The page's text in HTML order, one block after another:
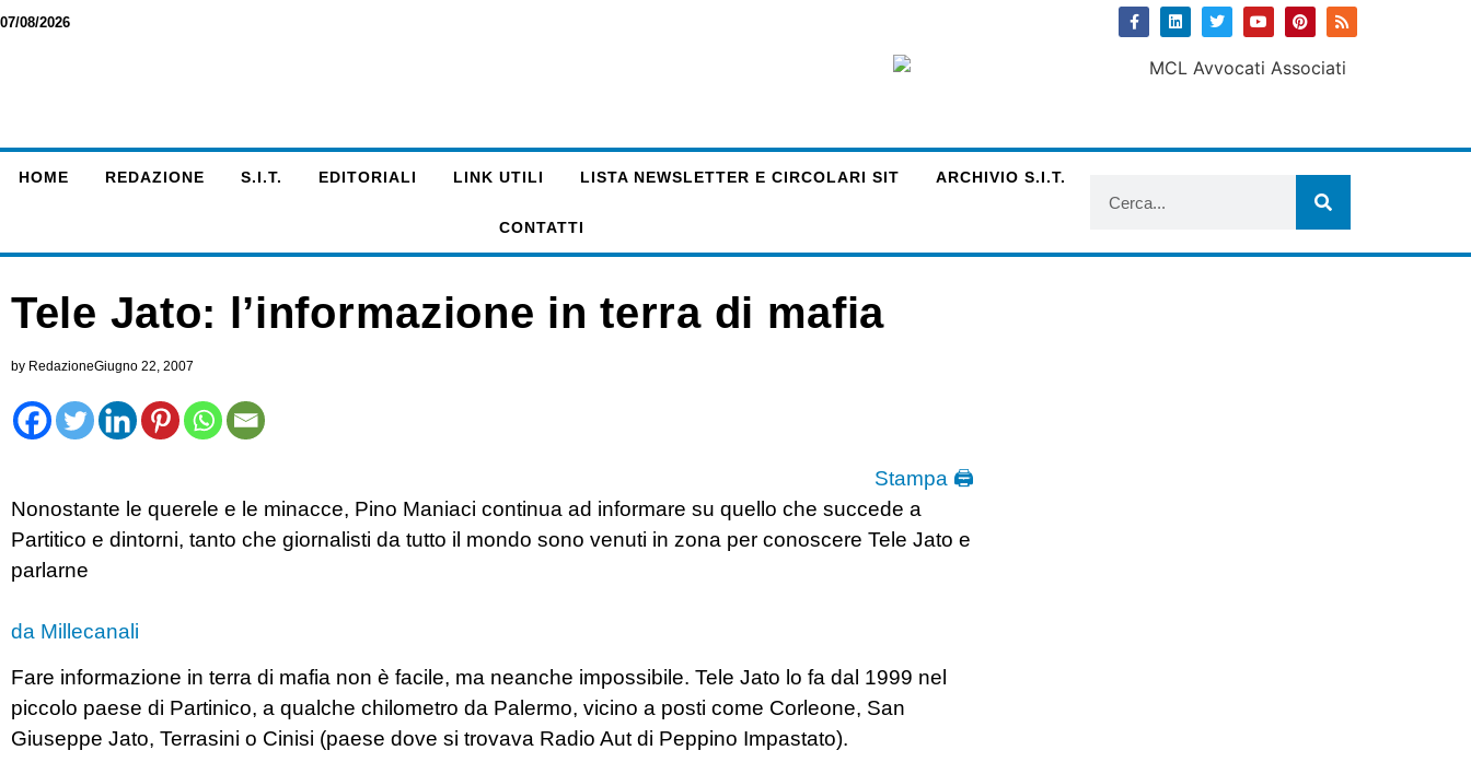
07/08/2026
HOME REDAZIONE S.I.T. EDITORIALI LINK UTILI LISTA NEWSLETTER E CIRCOLARI SIT ARCHIVIO S.I.T.
CONTATTI
Tele Jato: l’informazione in terra di mafia
by RedazioneGiugno 22, 2007
Stampa 🖨
Nonostante le querele e le minacce, Pino Maniaci continua ad informare su quello che succede a
Partitico e dintorni, tanto che giornalisti da tutto il mondo sono venuti in zona per conoscere Tele Jato e
parlarne
da Millecanali
Fare informazione in terra di mafia non è facile, ma neanche impossibile. Tele Jato lo fa dal 1999 nel
piccolo paese di Partinico, a qualche chilometro da Palermo, vicino a posti come Corleone, San
Giuseppe Jato, Terrasini o Cinisi (paese dove si trovava Radio Aut di Peppino Impastato).